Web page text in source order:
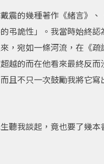
震的幾種著作《緒言》
弔詭性」。我當時始終
，宛如一條河流，在《疏
越的而在他看來最終反
且不只一次鼓勵我將它
聽我談起，竟也要了幾